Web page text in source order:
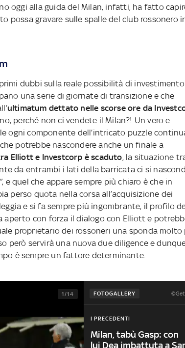
oggi alla guida del Milan, infatti, ha fatto
possa gravare sulle spalle del club rossonero
dubbi sulla reale possibilità di investimento
una serie di giornate di transizione e che
ultimatum dettato nelle scorse ore da
perché non ci vendete il Milan?! Un vero e
ogni componente dell’intricato puzzle
potrebbe nascondere anche un finale a
Elliott e Investcorp è scaduto, la situazione
da entrambi i lati della barricata ci si
e quel che appare sempre più chiaro è che in
perso quota nella corsa all’acquisizione dei
e si fa sempre più ingombrante, il profilo
aperto con forza il dialogo con Elliott e
proprietario dei rossoneri una sponda molto
però servirà una nuova due diligence e
è sempre un fattore determinante.
FOTOGALLERY
1/14
I PRECEDENTI
Milan, tabù Gasp: con
lui Dea imbattuta a